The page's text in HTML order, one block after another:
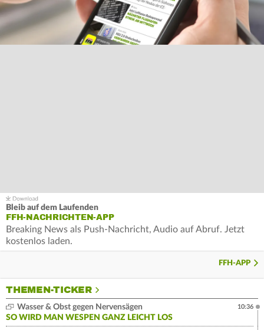
Bleib auf dem Laufenden
FFH-NACHRICHTEN-APP
Breaking News als Push-Nachricht, Audio auf Abruf. Jetzt
kostenlos laden.
FFH-APP
THEMEN-TICKER
Wasser & Obst gegen Nervensägen
SO WIRD MAN WESPEN GANZ LEICHT LOS
10:36